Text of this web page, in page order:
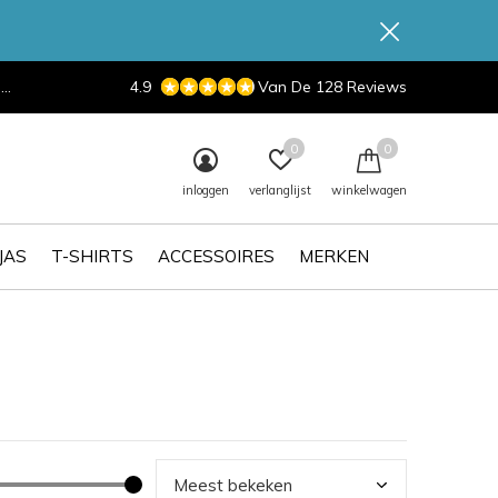
T-SHIRTS ACCESSOIRES MERKEN
inloggen verlanglijst
0
winkelwagen
0
4.9 Van De 128 Reviews